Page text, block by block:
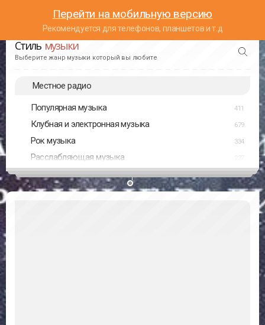
Перейти на мобильную версию
Рекомендуется для телефонов, планшетов и т.д
Стиль музыки
Выберите жанр музыки который вы любите
Местное радио
Популярная музыка 411
Клубная и электронная музыка 679
Рок музыка 334
Расслабляющая музыка